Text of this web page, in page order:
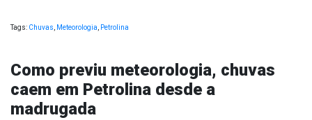
Tags: Chuvas, Meteorologia, Petrolina
Como previu meteorologia, chuvas
caem em Petrolina desde a
madrugada